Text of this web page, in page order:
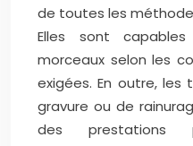
de toutes les
Elles sont
morceaux selon les
exigées. En outre, les
gravure ou de
des prestations